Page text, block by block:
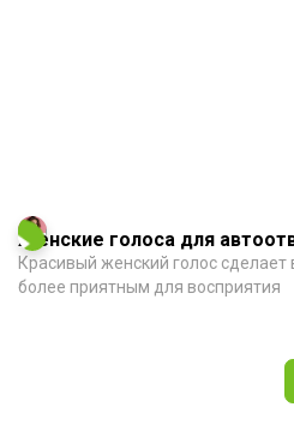
Женские голоса для
Красивый женский голос сделает
более приятным для восприятия